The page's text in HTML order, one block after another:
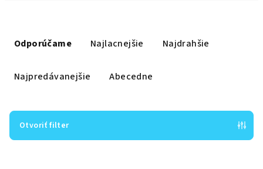
p
Odporúčame Najlacnejšie Najdrahšie
Najpredávanejšie Abecedne
Otvoriť filter